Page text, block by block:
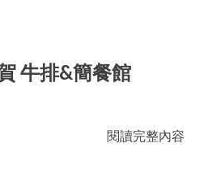
牛排&簡餐館
閱讀完整內容